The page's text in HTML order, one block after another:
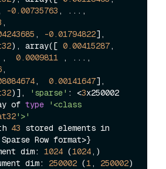
-0.00735763
,
, -0.01794822],
), array([ 0.00415287
, 0.0009811
,
, 0.00141647],
)], 'sparse' : <3x250002
of type
'<class
'>'
43 stored elements in
Sparse Row format>}
dim: 1024 (1024,)
dim: 250002 (1, 250002